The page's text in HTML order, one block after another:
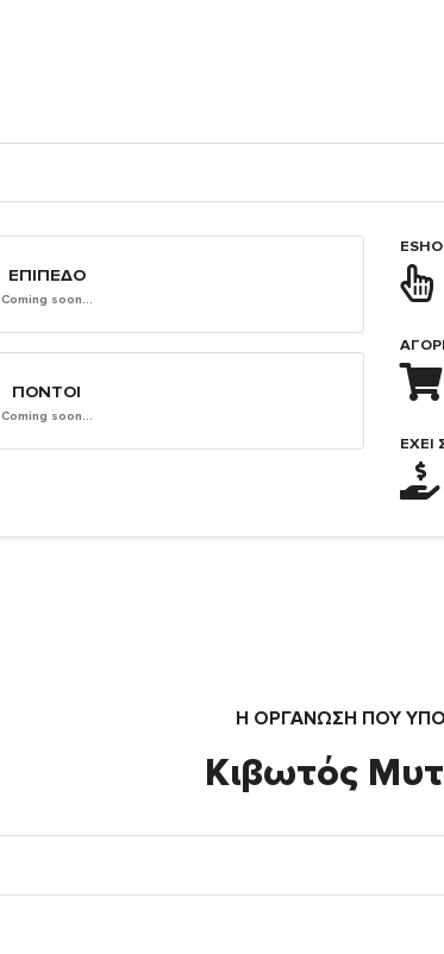
ΕΠΊΠΕΔΟ
Coming soon...
ΠΌΝΤΟΙ
Coming soon...
ΈΧΕΙ
Η ΟΡΓΆΝΩΣΗ ΠΟΥ
Κιβωτός